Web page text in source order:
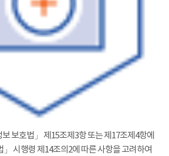
보호법」 제15조제3항 또는 제17조제4항에
시행령 제14조의2에 따른 사항을 고려하여